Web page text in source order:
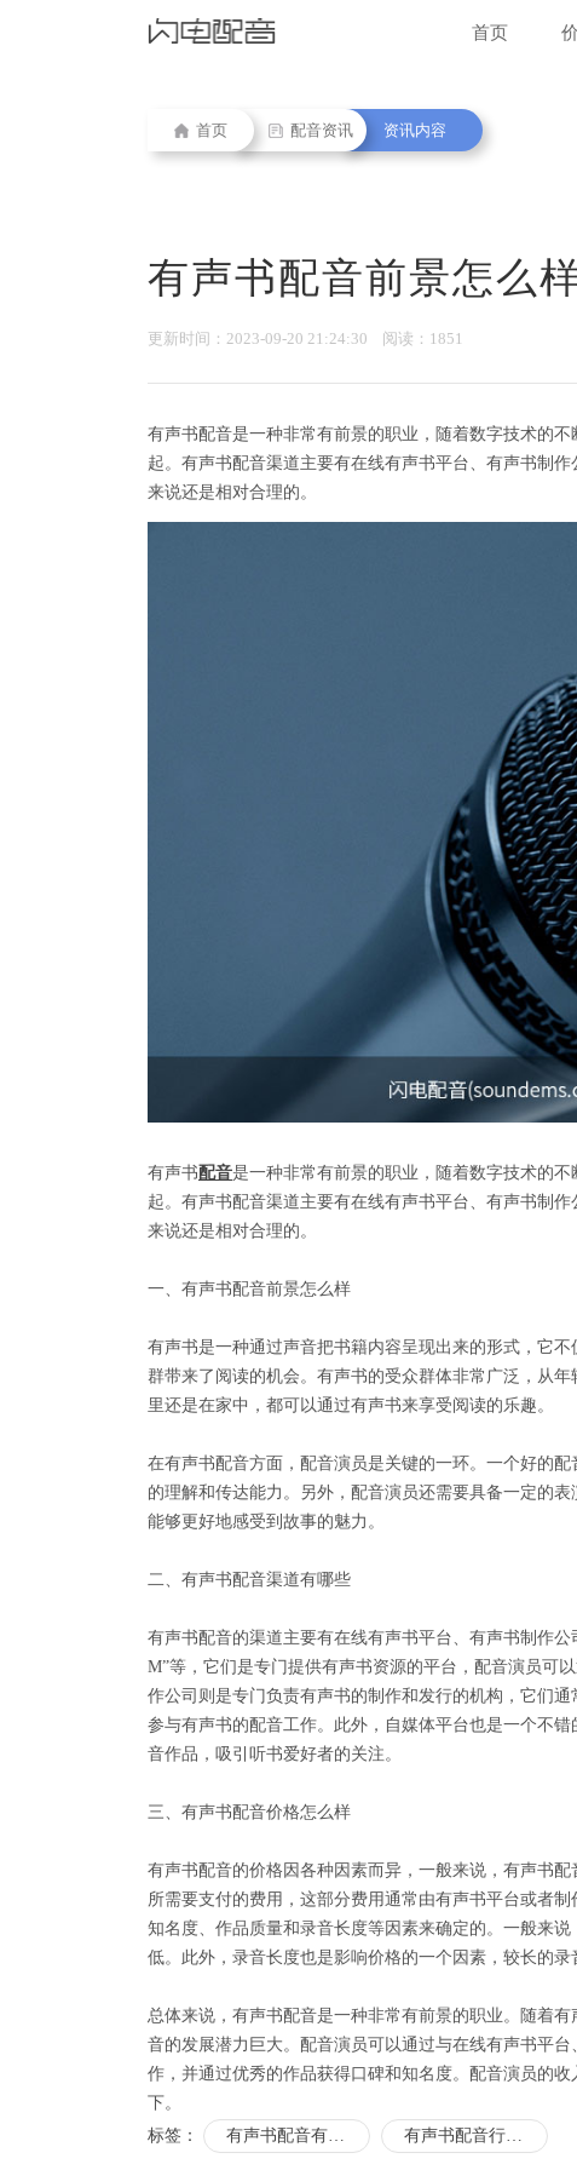
首页
首页 配音资讯 资讯内容
有声书配音前景怎么
更新时间：2023-09-20 21:24:30 阅读：1851
有声书配音是一种非常有前景的职业，随着数字技术的
起。有声书配音渠道主要有在线有声书平台、有声书制
来说还是相对合理的。
有声书配音是一种非常有前景的职业，随着数字技术的
起。有声书配音渠道主要有在线有声书平台、有声书制
来说还是相对合理的。
一、有声书配音前景怎么样
有声书是一种通过声音把书籍内容呈现出来的形式，它
群带来了阅读的机会。有声书的受众群体非常广泛，从
里还是在家中，都可以通过有声书来享受阅读的乐趣。
在有声书配音方面，配音演员是关键的一环。一个好的
的理解和传达能力。另外，配音演员还需要具备一定的
能够更好地感受到故事的魅力。
二、有声书配音渠道有哪些
有声书配音的渠道主要有在线有声书平台、有声书制作
M”等，它们是专门提供有声书资源的平台，配音演员可
作公司则是专门负责有声书的制作和发行的机构，它们
参与有声书的配音工作。此外，自媒体平台也是一个不
音作品，吸引听书爱好者的关注。
三、有声书配音价格怎么样
有声书配音的价格因各种因素而异，一般来说，有声书
所需要支付的费用，这部分费用通常由有声书平台或者
知名度、作品质量和录音长度等因素来确定的。一般来
低。此外，录音长度也是影响价格的一个因素，较长的录
总体来说，有声书配音是一种非常有前景的职业。随着
音的发展潜力巨大。配音演员可以通过与在线有声书平
作，并通过优秀的作品获得口碑和知名度。配音演员的
下。
标签： 有声书配音有前景吗 有声书配音行业怎么样